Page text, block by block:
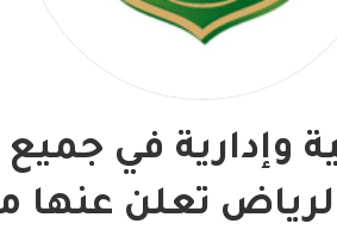
وإدارية في جميع
تعلن عنها